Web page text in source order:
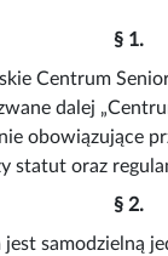
§ 1.
Centrum
dalej
obowiązujące
statut oraz
§ 2.
samodzielną